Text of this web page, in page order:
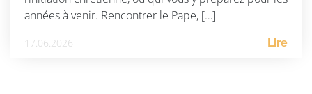
années à venir. Rencontrer le Pape, […]
17.06.2026 Lire